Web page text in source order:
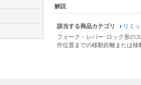
解説
該当する商品カテゴリ
リミ
フォーク・レバー･ロック形の
作位置までの移動距離または移